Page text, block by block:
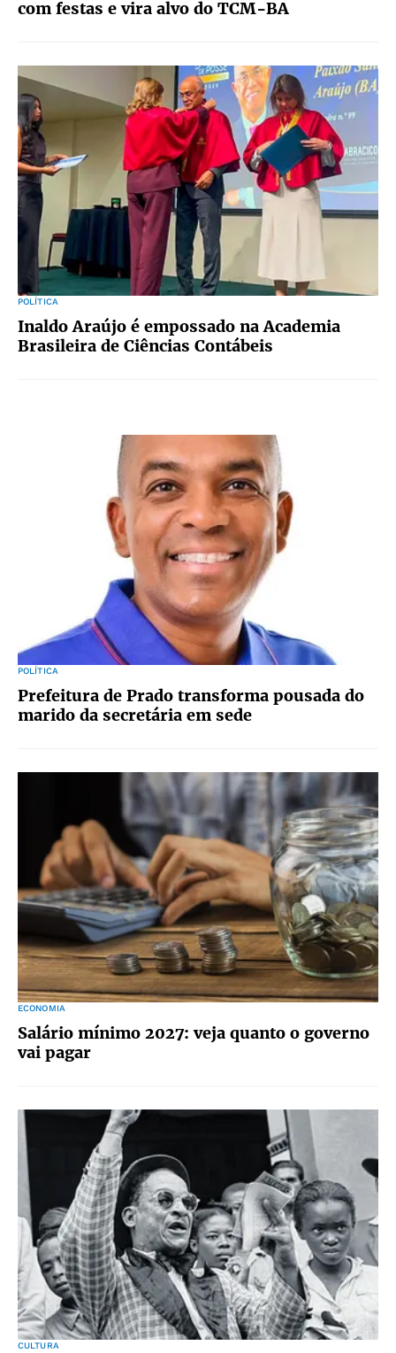
com festas e vira alvo do TCM-BA
POLÍTICA
Inaldo Araújo é empossado na Academia
Brasileira de Ciências Contábeis
POLÍTICA
Prefeitura de Prado transforma pousada do
marido da secretária em sede
ECONOMIA
Salário mínimo 2027: veja quanto o governo
vai pagar
CULTURA